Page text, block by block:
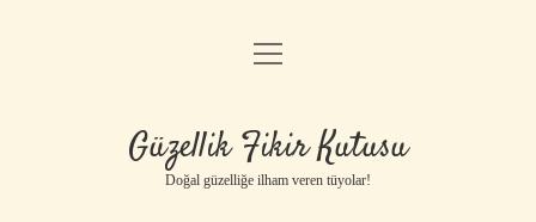
Anasayfa
Yasal Uyarı
menüyü
Güzellik Fikir Kutusu
Doğal güzelliğe ilham veren tüyolar!